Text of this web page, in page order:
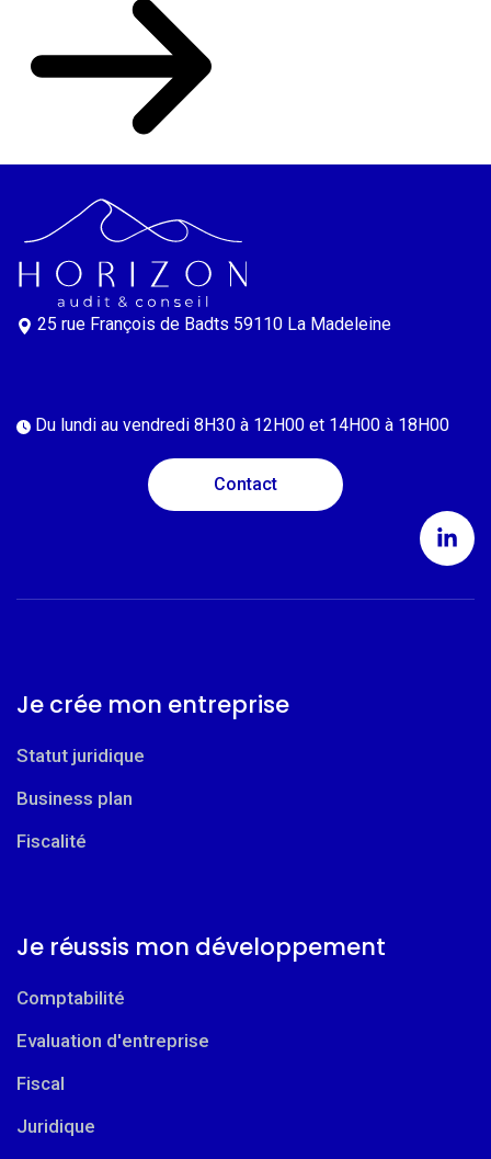
25 rue François de Badts 59110 La Madeleine
Du lundi au vendredi 8H30 à 12H00 et 14H00 à 18H00
Contact
Je crée mon entreprise
Statut juridique
Business plan
Fiscalité
Je réussis mon développement
Comptabilité
Evaluation d'entreprise
Fiscal
Juridique